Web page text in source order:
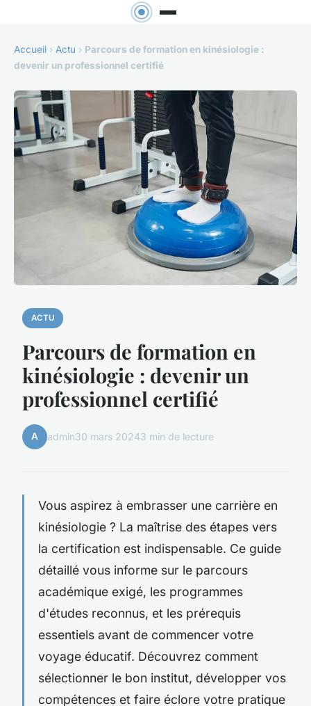
Accueil › Actu › Parcours de formation en kinésiologie :
devenir un professionnel certifié
ACTU
Parcours de formation en
kinésiologie : devenir un
professionnel certifié
A admin30 mars 20243 min de lecture
Vous aspirez à embrasser une carrière en
kinésiologie ? La maîtrise des étapes vers
la certification est indispensable. Ce guide
détaillé vous informe sur le parcours
académique exigé, les programmes
d'études reconnus, et les prérequis
essentiels avant de commencer votre
voyage éducatif. Découvrez comment
sélectionner le bon institut, développer vos
compétences et faire éclore votre pratique